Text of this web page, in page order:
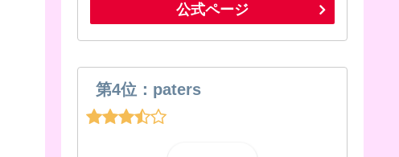
公式ページ
第4位：paters